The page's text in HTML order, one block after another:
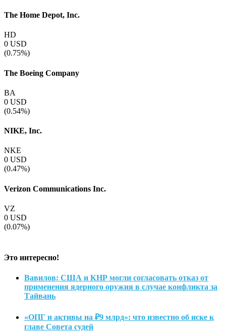
The Home Depot, Inc.
HD
0 USD
(0.75%)
The Boeing Company
BA
0 USD
(0.54%)
NIKE, Inc.
NKE
0 USD
(0.47%)
Verizon Communications Inc.
VZ
0 USD
(0.07%)
Это интересно!
Вавилов: США и КНР могли согласовать отказ от
применения ядерного оружия в случае конфликта за
Тайвань
«ОПГ и активы на ₽9 млрд»: что известно об иске к
главе Совета судей